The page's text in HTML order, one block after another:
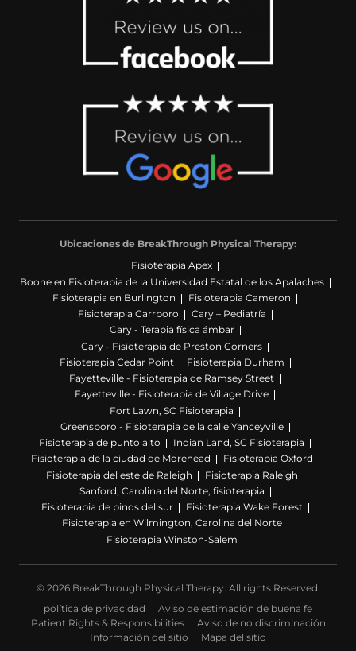
Ubicaciones de BreakThrough Physical Therapy:
Fisioterapia Apex
Boone en Fisioterapia de la Universidad Estatal de los Apalaches
Fisioterapia en Burlington
Fisioterapia Cameron
Fisioterapia Carrboro
Cary – Pediatría
Cary - Terapia física ámbar
Cary - Fisioterapia de Preston Corners
Fisioterapia Cedar Point
Fisioterapia Durham
Fayetteville - Fisioterapia de Ramsey Street
Fayetteville - Fisioterapia de Village Drive
Fort Lawn, SC Fisioterapia
Greensboro - Fisioterapia de la calle Yanceyville
Fisioterapia de punto alto
Indian Land, SC Fisioterapia
Fisioterapia de la ciudad de Morehead
Fisioterapia Oxford
Fisioterapia del este de Raleigh
Fisioterapia Raleigh
Sanford, Carolina del Norte, fisioterapia
Fisioterapia de pinos del sur
Fisioterapia Wake Forest
Fisioterapia en Wilmington, Carolina del Norte
Fisioterapia Winston-Salem
© 2026 BreakThrough Physical Therapy. All rights Reserved.
política de privacidad
Aviso de estimación de buena fe
Patient Rights & Responsibilities
Aviso de no discriminación
Información del sitio
Mapa del sitio